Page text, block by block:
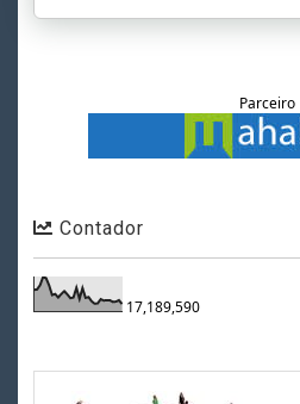
Parceiro
Contador
17,189,590